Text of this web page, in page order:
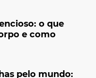
o que
e como
pelo mundo: